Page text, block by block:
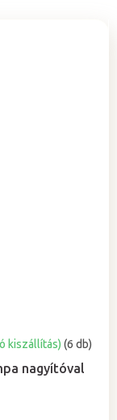
nagyítóval
kiszállítás)(6 db)